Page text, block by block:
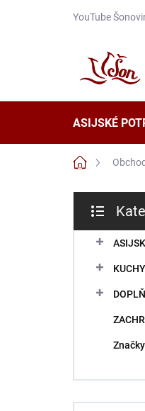
YouTube
ASIJSKÉ
Domů
s
e
l
kategorie
Značky